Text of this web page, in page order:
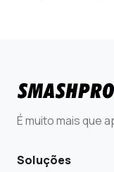
É muito mais que
Soluções